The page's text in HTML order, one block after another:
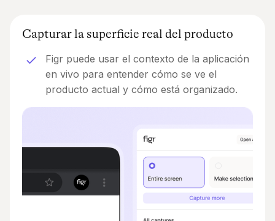
Capturar la superficie real del producto
Figr puede usar el contexto de la aplicación
en vivo para entender cómo se ve el
producto actual y cómo está organizado.